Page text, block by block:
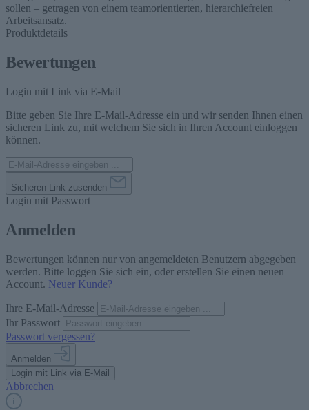
sollen – getragen von einem teamorientierten, hierarchiefreien
Arbeitsansatz.
Produktdetails
Bewertungen
Login mit Link via E-Mail
Bitte geben Sie Ihre E-Mail-Adresse ein und wir senden Ihnen einen
sicheren Link zu, mit welchem Sie sich in Ihren Account einloggen
können.
Sicheren Link zusenden
Login mit Passwort
Anmelden
Bewertungen können nur von angemeldeten Benutzern abgegeben
werden. Bitte loggen Sie sich ein, oder erstellen Sie einen neuen
Account. Neuer Kunde?
Ihre E-Mail-Adresse
Ihr Passwort
Passwort vergessen?
Anmelden
Login mit Link via E-Mail
Abbrechen